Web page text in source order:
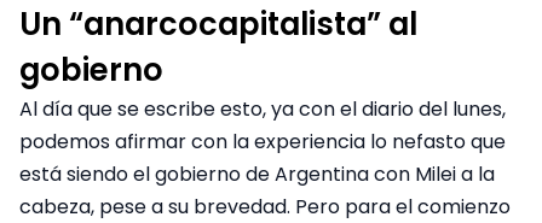
Un “anarcocapitalista” al
gobierno
Al día que se escribe esto, ya con el diario del lunes,
podemos afirmar con la experiencia lo nefasto que
está siendo el gobierno de Argentina con Milei a la
cabeza, pese a su brevedad. Pero para el comienzo